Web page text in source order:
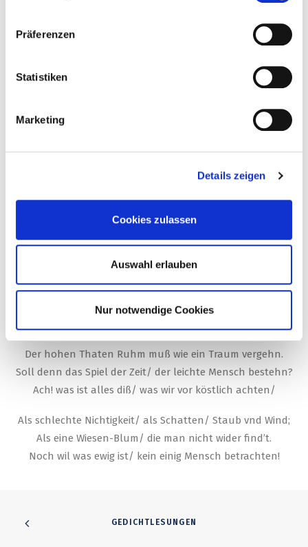
Präferenzen
Statistiken
Marketing
Details zeigen
Cookies zulassen
Auswahl erlauben
Nur notwendige Cookies
Ach! Was ist alles dies, was wir für köstlich achten,
Als eine Wiesenblum’, die man nicht wieder find’t.
Und hier im Original des barocken Deutsch von 1637:
Du sihst/ wohin du sihst nur Eitelkeit auff Erden.
Was dieser heute baut/ reist jener morgen ein:
Wo itzund Städte stehn/ wird eine Wiesen seyn/
Auff der ein Schäfers-Kind wird spielen mit den Herden.
Was itzund prächtig blüht/ sol bald zutretten werden.
Was itzt so pocht vnd trotzt ist morgen Asch vnd Bein/
Nichts ist/ das ewig sey/ kein Ertz/ kein Marmorstein.
Der hohen Thaten Ruhm muß wie ein Traum vergehn.
Soll denn das Spiel der Zeit/ der leichte Mensch bestehn?
Ach! was ist alles diß/ was wir vor köstlich achten/
Als schlechte Nichtigkeit/ als Schatten/ Staub vnd Wind;
Als eine Wiesen-Blum/ die man nicht wider find’t.
Noch wil was ewig ist/ kein einig Mensch betrachten!
GEDICHTLESUNGEN